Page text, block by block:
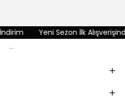
Yeni Sezon İlk